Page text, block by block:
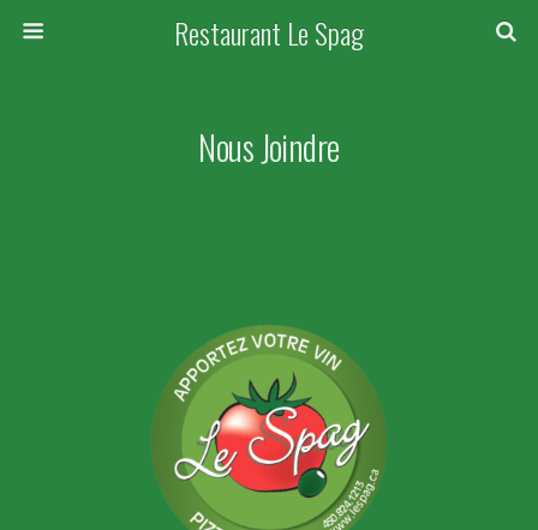
Restaurant Le Spag
Nous Joindre